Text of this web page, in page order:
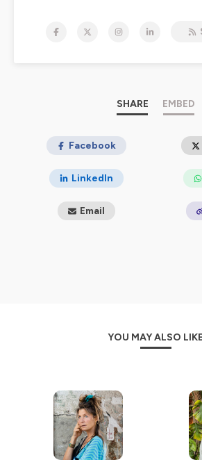
Hébergé par Ausha. Visitezausha.co/
SHARE EMBED
Facebook
LinkedIn
Email
YOU MAY ALSO LIKE